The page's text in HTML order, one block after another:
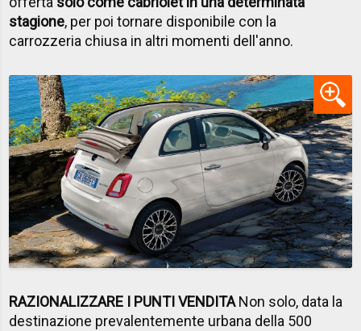
stagione, per poi tornare disponibile con la
carrozzeria chiusa in altri momenti dell'anno.
RAZIONALIZZARE I PUNTI VENDITANon solo, data la
destinazione prevalentemente urbana della 500